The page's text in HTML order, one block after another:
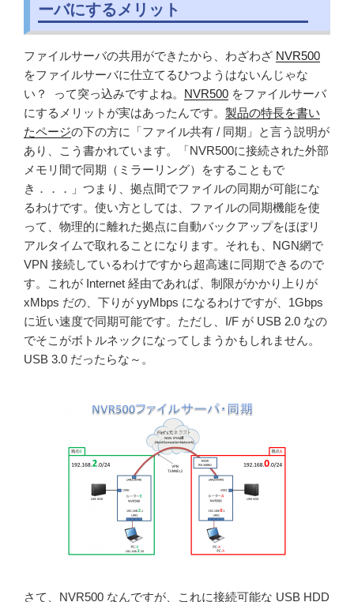
ーバにするメリット
ファイルサーバの共用ができたから、わざわざ NVR500
をファイルサーバに仕立てるひつようはないんじゃな
い？ って突っ込みですよね。 NVR500 をファイルサーバ
にするメリットが実はあったんです。 製品の特長を書い
たページの下の方に「ファイル共有 / 同期」と言う説明が
あり、こう書かれています。「NVR500に接続された外部
メモリ間で同期（ミラーリング）をすることもで
き．．．」つまり、拠点間でファイルの同期が可能にな
るわけです。使い方としては、ファイルの同期機能を使
って、物理的に離れた拠点に自動バックアップをほぼリ
アルタイムで取れることになります。それも、NGN網で
VPN 接続しているわけですから超高速に同期できるので
す。これが Internet 経由であれば、制限がかかり上りが
xMbps だの、下りが yyMbps になるわけですが、1Gbps
に近い速度で同期可能です。ただし、I/F が USB 2.0 なの
でそこがボトルネックになってしまうかもしれません。
USB 3.0 だったらな～。
さて、NVR500 なんですが、これに接続可能な USB HDD